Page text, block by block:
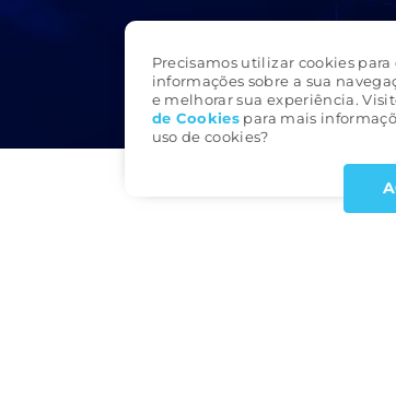
Precisamos utilizar cookies para
informações sobre a sua
e melhorar sua experiência.
de Cookies para mais
uso de cookies?